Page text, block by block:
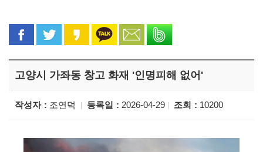
페이스북으로 공유
트위터로 공유카카오 스토리로 공유
카카오톡으로 공유
문자로 공유
고양시 가좌동 창고 화재 '인명피해 없어'
작성자 조연덕 등록일 2026-04-29 조회 10200